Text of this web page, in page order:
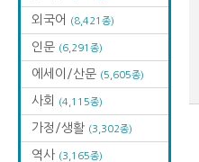
외국어 (8,421종)
인문 (6,291종)
에세이/산문 (5,605종)
사회 (4,115종)
가정/생활 (3,302종)
역사 (3,165종)